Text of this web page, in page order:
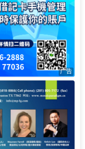
广告